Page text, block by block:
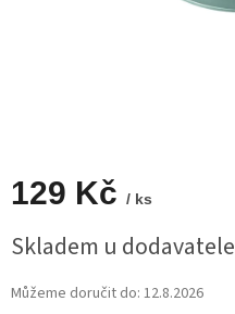
129 Kč / ks
cena:
Skladem u dodavatele
Můžeme doručit do: 12.8.2026